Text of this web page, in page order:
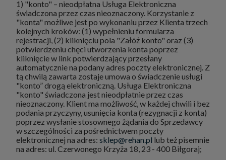
1) "konto" – nieodpłatna Usługa Elektroniczna
świadczona przez czas nieoznaczony. Korzystanie z
"konta" możliwe jest po wykonaniu przez Klienta trzech
kolejnych kroków: (1) wypełnieniu formularza
rejestracji, (2) kliknięciu pola "Załóż konto" oraz (3)
potwierdzeniu chęci utworzenia konta poprzez
kliknięcie w link potwierdzający przesłany
automatycznie na podany adres poczty elektronicznej. Z
tą chwilą zawarta zostaje umowa o świadczenie usługi
"konto” drogą elektroniczną. Usługa Elektroniczna
"konto" świadczona jest nieodpłatnie przez czas
nieoznaczony. Klient ma możliwość, w każdej chwili i bez
podania przyczyny, usunięcia konta (rezygnacji z konta)
poprzez wysłanie stosownego żądania do Sprzedawcy
w szczególności za pośrednictwem poczty
elektronicznej na adres: sklep@rehan.pl lub też pisemnie
na adres: ul. Czerwonego Krzyża 18, 23 - 400 Biłgoraj;